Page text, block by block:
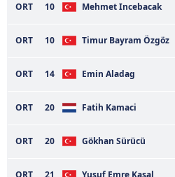
ORT 10 Mehmet Incebacak
ORT 10 Timur Bayram Özgöz
ORT 14 Emin Aladag
ORT 20 Fatih Kamaci
ORT 20 Gökhan Sürücü
ORT 21 Yusuf Emre Kasal